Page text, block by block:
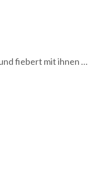
fiebert mit ihnen …